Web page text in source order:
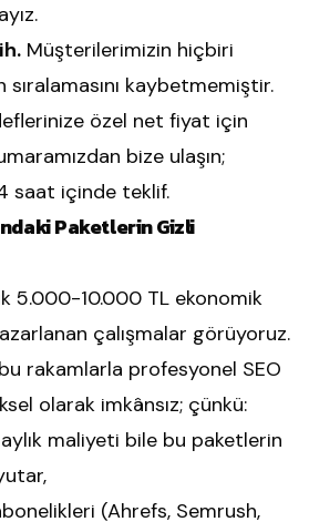
Müşterilerimizin hiçbiri
sıralamasını kaybetmemiştir.
özel net fiyat için
bize ulaşın;
saat içinde teklif.
Paketlerin Gizli
5.000-10.000 TL ekonomik
çalışmalar görüyoruz.
rakamlarla profesyonel SEO
olarak imkânsız; çünkü:
aylık maliyeti bile bu paketlerin
(Ahrefs, Semrush,